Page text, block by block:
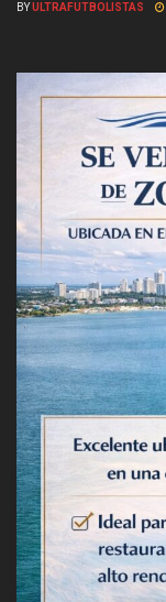
BYULTRAFUTBOLISTAS